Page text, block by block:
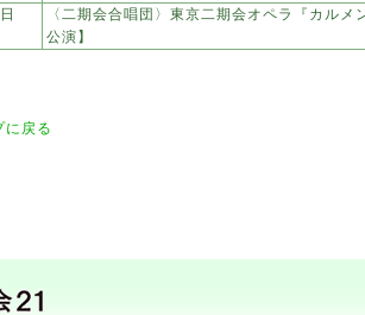
〈二期会合唱団〉東京二期会オペラ『カルメ
公演】
に戻る